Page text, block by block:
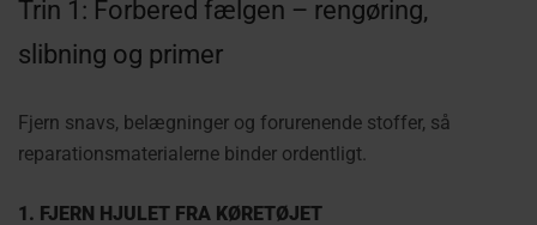
Trin 1: Forbered fælgen – rengøring,
slibning og primer
Fjern snavs, belægninger og forurenende stoffer, så
reparationsmaterialerne binder ordentligt.
1. FJERN HJULET FRA KØRETØJET